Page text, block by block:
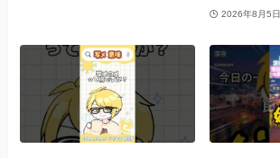
2026年8月5日